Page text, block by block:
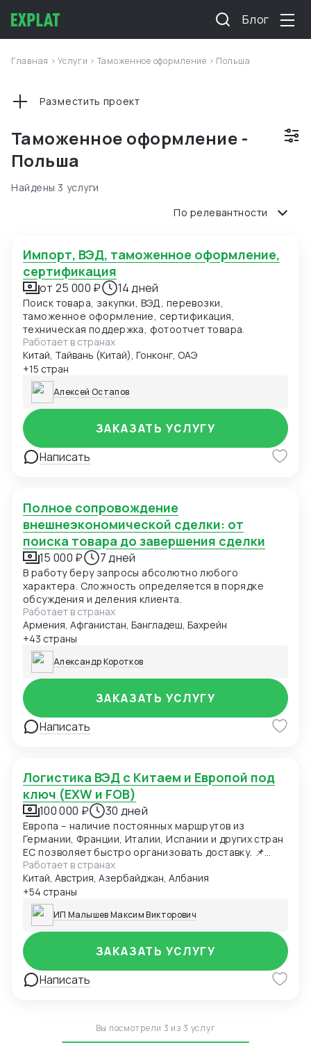
Блог
Главная >Услуги > Таможенное оформление > Польша
Таможенное оформление -
Польша
Разместить проект
Найдены 3 услуги
По релевантности
Импорт, ВЭД, таможенное оформление,
сертификация
от 25 000 ₽ 14 дней
Поиск товара, закупки, ВЭД, перевозки,
таможенное оформление, сертификация,
техническая поддержка, фотоотчет товара.
Работает в странах
Китай, Тайвань (Китай), Гонконг, ОАЭ
+15 стран
Алексей Остапов
Написать
ЗАКАЗАТЬ УСЛУГУ
Полное сопровождение
внешнеэкономической сделки: от
поиска товара до завершения сделки
15 000 ₽ 7 дней
В работу беру запросы абсолютно любого
характера. Сложность определяется в порядке
обсуждения и деления клиента.
Работает в странах
Армения, Афганистан, Бангладеш, Бахрейн
+43 страны
Александр Коротков
Написать
ЗАКАЗАТЬ УСЛУГУ
Логистика ВЭД с Китаем и Европой под
ключ (EXW и FOB)
100 000 ₽ 30 дней
Европа – наличие постоянных маршрутов из
Германии, Франции, Италии, Испании и других стран
ЕС позволяет быстро организовать доставку. 📌
Оперативность: Мы понимаем важность сроков и
делаем всё возможное, чтобы ваш груз прибыл
вовремя. 🔒 Надёжность: Благодаря многолетнему
опыту работы и профессиональной команде
специалистов мы обеспечиваем безопасность
каждой перевозимой партии. 🎯 Индивидуальность
подхода: Каждый клиент получает
персонализированное решение, учитывающее
специфику своего бизнеса и потребности рынка. 👍
Доверие наших клиентов: Нас рекомендуют
предоставляемых услуг. - ✅ Комплексные
мультимодальные маршруты, объединяющие
Работает в странах
Китай, Австрия, Азербайджан, Албания
+54 страны
ИП Малышев Максим Викторович
Написать
ЗАКАЗАТЬ УСЛУГУ
Вы посмотрели 3 из 3 услуг